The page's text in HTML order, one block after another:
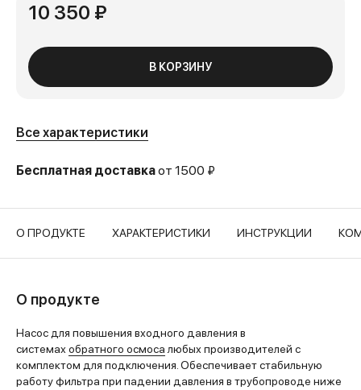
10 350 ₽
В КОРЗИНУ
Все характеристики
Бесплатная доставкаот 1500 ₽
О ПРОДУКТЕ ХАРАКТЕРИСТИКИ ИНСТРУКЦИИ
О продукте
Насос для повышения входного давления в
системахобратного осмоса любых производителей с
комплектом для подключения. Обеспечивает стабильную
работу фильтра при падении давления в трубопроводе ниже